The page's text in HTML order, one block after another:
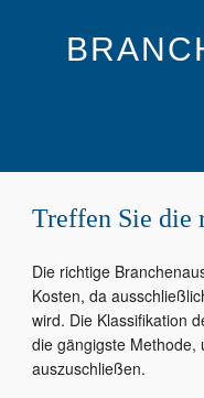
Treffen Sie die
Die richtige
Kosten, da
wird. Die Klassifikation
die gängigste Methode,
auszuschließen.